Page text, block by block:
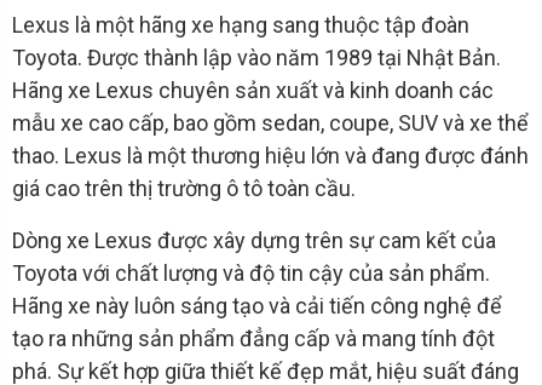
Lexus là một hãng xe hạng sang thuộc tập đoàn
Toyota. Được thành lập vào năm 1989 tại Nhật Bản.
Hãng xe Lexus chuyên sản xuất và kinh doanh các
mẫu xe cao cấp, bao gồm sedan, coupe, SUV và xe thể
thao. Lexus là một thương hiệu lớn và đang được đánh
giá cao trên thị trường ô tô toàn cầu.
Dòng xe Lexus được xây dựng trên sự cam kết của
Toyota với chất lượng và độ tin cậy của sản phẩm.
Hãng xe này luôn sáng tạo và cải tiến công nghệ để
tạo ra những sản phẩm đẳng cấp và mang tính đột
phá. Sự kết hợp giữa thiết kế đẹp mắt, hiệu suất đáng